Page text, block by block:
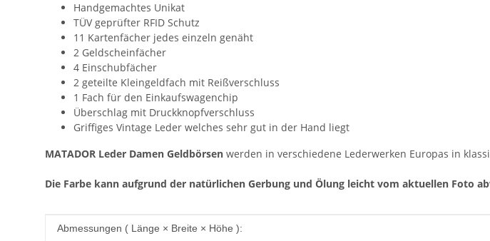
Handgemachtes Unikat
TÜV geprüfter RFID Schutz
11 Kartenfächer jedes einzeln genäht
2 Geldscheinfächer
4 Einschubfächer
2 geteilte Kleingeldfach mit Reißverschluss
1 Fach für den Einkaufswagenchip
Überschlag mit Druckknopfverschluss
Griffiges Vintage Leder welches sehr gut in der Hand liegt
MATADOR Leder Damen Geldbörsen werden in verschiedene Lederwerken Europas in
Die Farbe kann aufgrund der natürlichen Gerbung und Ölung leicht vom aktuellen Foto
Produkteigenschaft
Wert
Abmessungen ( Länge × Breite × Höhe ):